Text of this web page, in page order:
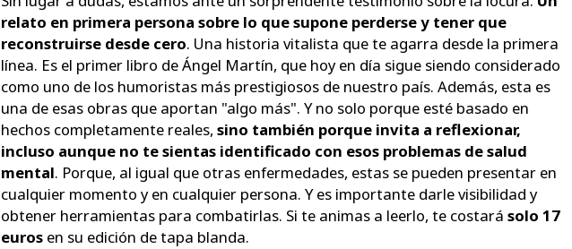
relato en primera persona sobre lo que supone perderse y tener que
reconstruirse desde cero. Una historia vitalista que te agarra desde la primera
línea. Es el primer libro de Ángel Martín, que hoy en día sigue siendo considerado
como uno de los humoristas más prestigiosos de nuestro país. Además, esta es
una de esas obras que aportan "algo más". Y no solo porque esté basado en
hechos completamente reales, sino también porque invita a reflexionar,
incluso aunque no te sientas identificado con esos problemas de salud
mental. Porque, al igual que otras enfermedades, estas se pueden presentar en
cualquier momento y en cualquier persona. Y es importante darle visibilidad y
obtener herramientas para combatirlas. Si te animas a leerlo, te costará solo 17
euros en su edición de tapa blanda.